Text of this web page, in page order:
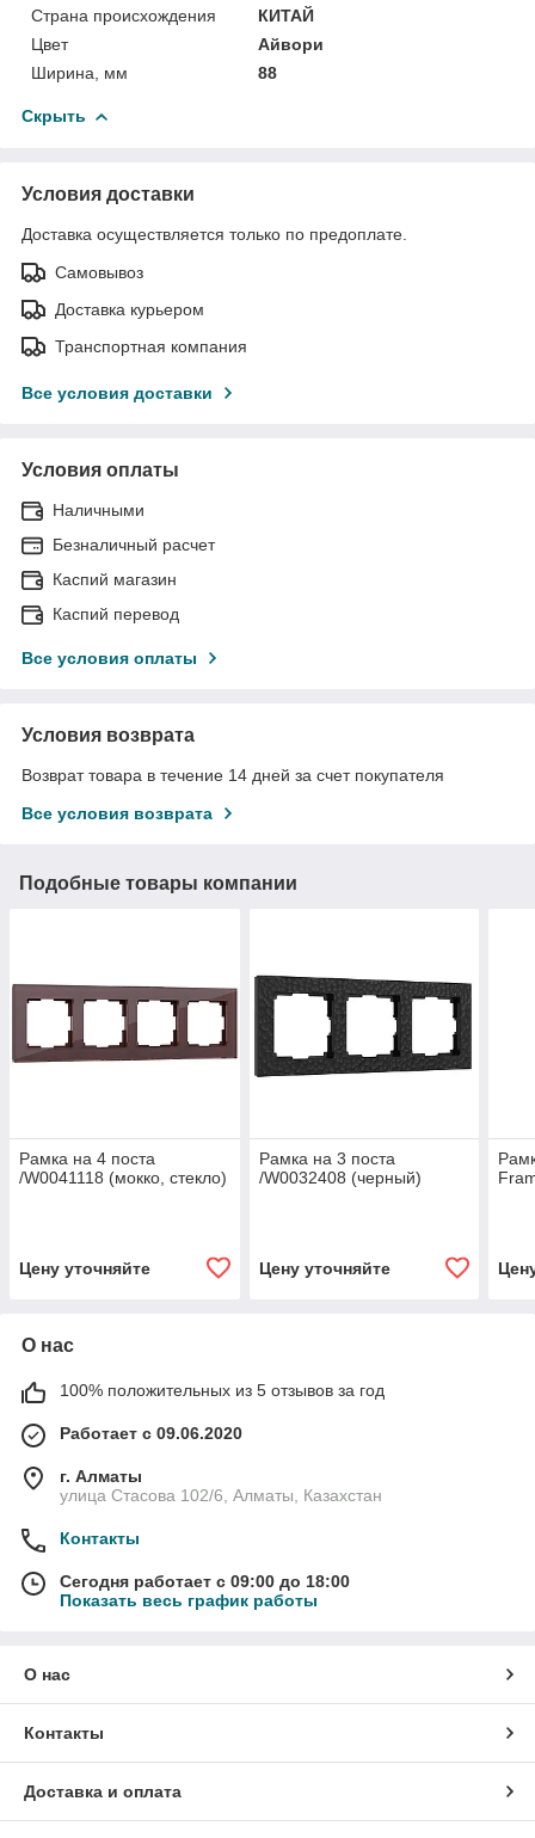
Страна происхождения
КИТАЙ
Цвет
Айвори
Ширина, мм
88
Скрыть
Условия доставки
Доставка осуществляется только по предоплате.
Самовывоз
Доставка курьером
Транспортная компания
Все условия доставки
Условия оплаты
Наличными
Безналичный расчет
Каспий магазин
Каспий перевод
Все условия оплаты
Условия возврата
Возврат товара в течение 14 дней за счет покупателя
Все условия возврата
Подобные товары компании
Рамка на 4 поста
/W0041118 (мокко, стекло)
Цену уточняйте
Рамка на 3 поста
/W0032408 (черный)
Цену уточняйте
О нас
100% положительных из 5 отзывов за год
Работает с 09.06.2020
г. Алматы
улица Стасова 102/6, Алматы, Казахстан
Контакты
Сегодня работает с 09:00 до 18:00
Показать весь график работы
О нас
Контакты
Доставка и оплата